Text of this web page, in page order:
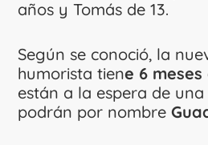
años y Tomás de 13.
Según se conoció, la
humorista tiene 6
están a la espera de
podrán por nombre